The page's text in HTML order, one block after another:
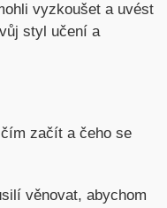
vyzkoušet a uvést
styl učení a
začít a čeho se
věnovat, abychom